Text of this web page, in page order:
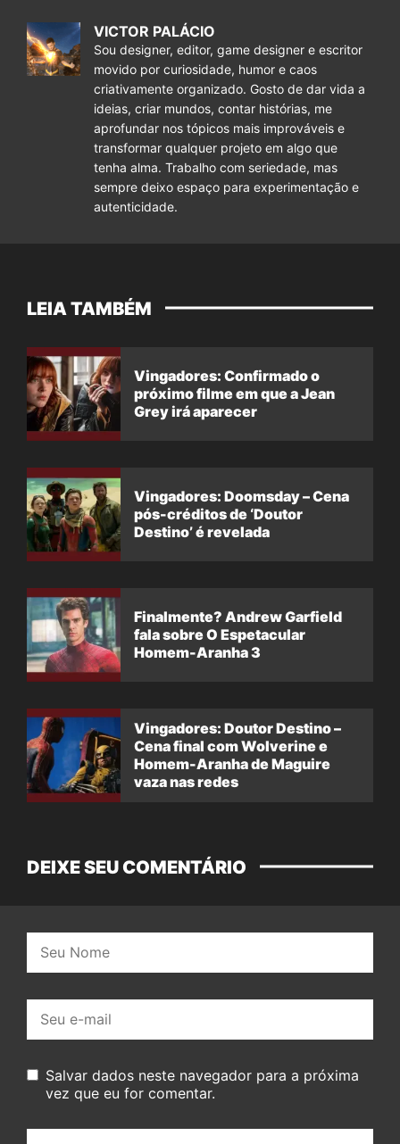
VICTOR PALÁCIO
Sou designer, editor, game designer e escritor
movido por curiosidade, humor e caos
criativamente organizado. Gosto de dar vida a
ideias, criar mundos, contar histórias, me
aprofundar nos tópicos mais improváveis e
transformar qualquer projeto em algo que
tenha alma. Trabalho com seriedade, mas
sempre deixo espaço para experimentação e
autenticidade.
LEIA TAMBÉM
Vingadores: Confirmado o
próximo filme em que a Jean
Grey irá aparecer
Vingadores: Doomsday – Cena
pós-créditos de ‘Doutor
Destino’ é revelada
Finalmente? Andrew Garfield
fala sobre O Espetacular
Homem-Aranha 3
Vingadores: Doutor Destino –
Cena final com Wolverine e
Homem-Aranha de Maguire
vaza nas redes
DEIXE SEU COMENTÁRIO
mail:
Salvar dados neste navegador para a próxima
vez que eu for comentar.